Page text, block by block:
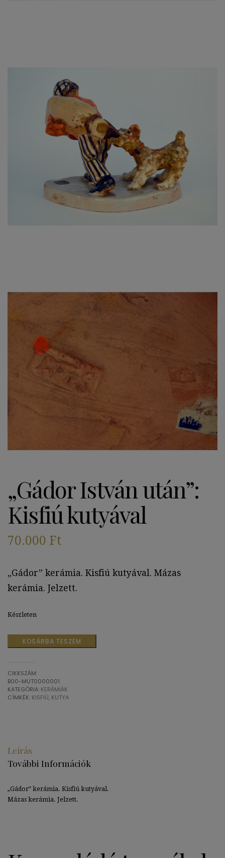
„Gádor István után”:
Kisfiú kutyával
70.000 Ft
„Gádor” kerámia. Kisfiú kutyával. Mázas
kerámia. Jelzett.
Készleten
"Gádor
István
kutyával
mennyiség
KOSÁRBA TESZEM
CIKKSZÁM:
B00-MUT0000001
KATEGÓRIA: KERÁMIÁK
CÍMKÉK: KISFIÚ, KUTYA
Leírás
További Információk
„Gádor” kerámia. Kisfiú kutyával.
Mázas kerámia. Jelzett.